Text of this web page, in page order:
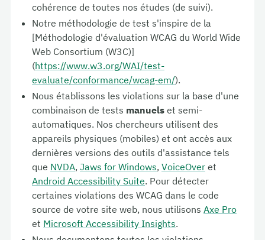
cohérence de toutes nos études (de suivi).
Notre méthodologie de test s'inspire de la
[Méthodologie d'évaluation WCAG du World Wide
Web Consortium (W3C)]
(https://www.w3.org/WAI/test-
evaluate/conformance/wcag-em/).
Nous établissons les violations sur la base d'une
combinaison de tests manuels et semi-
automatiques. Nos chercheurs utilisent des
appareils physiques (mobiles) et ont accès aux
dernières versions des outils d'assistance tels
que NVDA, Jaws for Windows, VoiceOver et
Android Accessibility Suite. Pour détecter
certaines violations des WCAG dans le code
source de votre site web, nous utilisons Axe Pro
et Microsoft Accessibility Insights.